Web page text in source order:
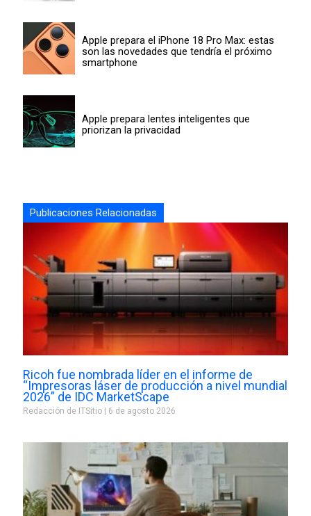
Apple prepara el iPhone 18 Pro Max: estas
son las novedades que tendría el próximo
smartphone
Apple prepara lentes inteligentes que
priorizan la privacidad
Publicaciones Relacionadas
Ricoh fue nombrada líder en el informe de
“Impresoras láser de producción a nivel mundial
2026” de IDC MarketScape
Redacción de ITSitio 6 de agosto 2026